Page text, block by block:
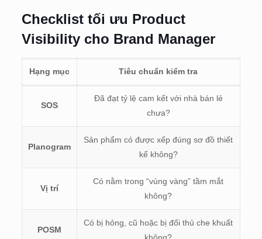
Checklist tối ưu Product
Visibility cho Brand Manager
Hạng mục Tiêu chuẩn kiểm tra
SOS
Đã đạt tỷ lệ cam kết với nhà bán lẻ
chưa?
Planogram
Sản phẩm có được xếp đúng sơ đồ thiết
kế không?
Vị trí
Có nằm trong “vùng vàng” tầm mắt
không?
POSM
Có bị hỏng, cũ hoặc bị đối thủ che khuất